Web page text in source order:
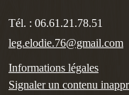
Tél. : 06.61.21.78.51
leg.elodie.76@gmail.com
Informations légales
Signaler un contenu